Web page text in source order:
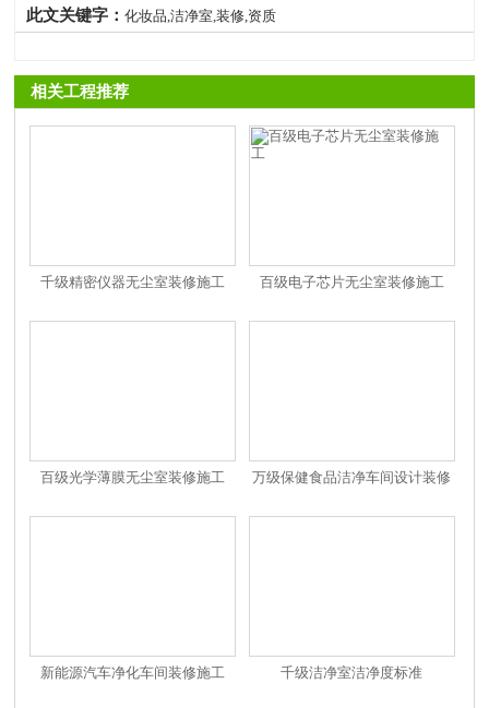
此文关键字：化妆品,洁净室,装修,资质
相关工程推荐
千级精密仪器无尘室装修施工 百级电子芯片无尘室装修施工
百级光学薄膜无尘室装修施工 万级保健食品洁净车间设计装修
新能源汽车净化车间装修施工 千级洁净室洁净度标准